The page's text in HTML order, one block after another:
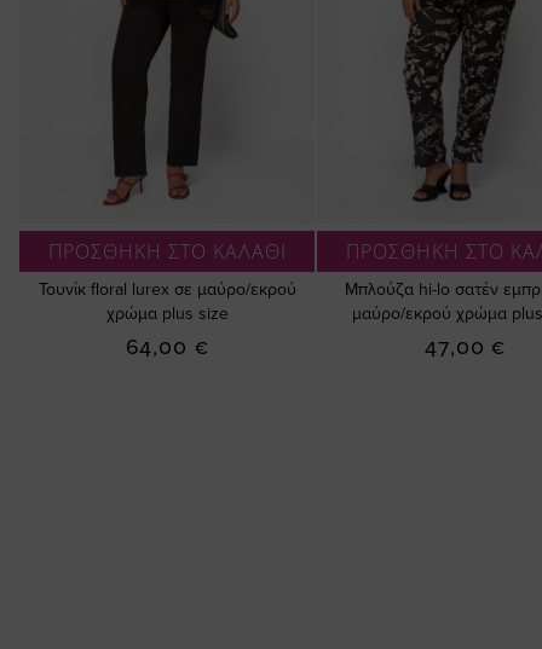
ΠΡΟΣΘΗΚΗ ΣΤΟ ΚΑΛΑΘΙ
Τουνίκ floral lurex σε μαύρο/εκρού
χρώμα plus size
64,00 €
ΠΡΟΣΘΗΚΗ ΣΤΟ
Μπλούζα hi-lo σατέν
μαύρο/εκρού χρώμα
47,00 €